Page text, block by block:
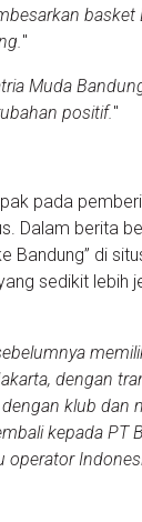
basket
"
Muda
positif."
pada
Dalam berita
Bandung” di
sedikit lebih
dengan
klub dan
kepada PT
operator